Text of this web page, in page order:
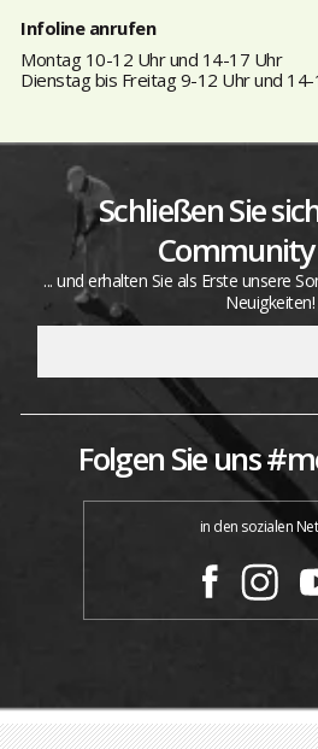
Infoline anrufen
Montag 10-12 Uhr und 14-17 Uhr
Dienstag bis Freitag 9-12 Uhr und
Schließen Sie
... und erhalten Sie als Erste unsere
Neuigkeiten!
Folgen Sie uns
in den sozialen